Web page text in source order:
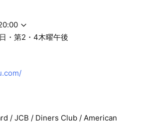
・第2・4木曜午後
/ JCB / Diners Club / American